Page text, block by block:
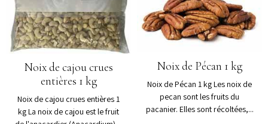
Noix de cajou crues
entières 1 kg
Noix de cajou crues entières 1
kg La noix de cajou est le fruit
Noix de Pécan 1 kg
Noix de Pécan 1 kg Les noix de
pecan sont les fruits du
pacanier. Elles sont récoltées,...